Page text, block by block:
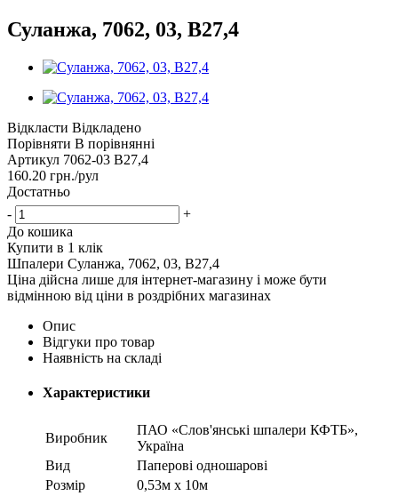
Суланжа, 7062, 03, В27,4
Відкласти Відкладено
Порівняти В порівнянні
Артикул 7062-03 В27,4
160.20 грн./рул
Достатньо
-
+
До кошика
Купити в 1 клік
Шпалери Суланжа, 7062, 03, В27,4
Ціна дійсна лише для інтернет-магазину і може бути
відмінною від ціни в роздрібних магазинах
Опис
Відгуки про товар
Наявність на складі
Характеристики
Виробник
ПАО «Слов'янські шпалери КФТБ»,
Україна
Вид
Паперові одношарові
Розмір
0,53м х 10м